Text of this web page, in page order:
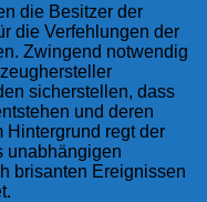
die Besitzer der
die Verfehlungen der
Zwingend notwendig
sicherstellen, dass
und deren
Hintergrund regt der
unabhängigen
brisanten Ereignissen